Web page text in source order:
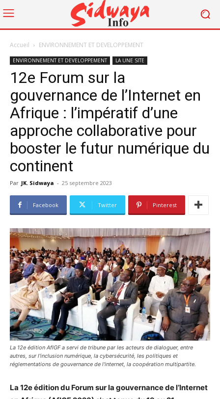
Accueil ENVIRONNEMENT ET DEVELOPPEMENT
ENVIRONNEMENT ET DEVELOPPEMENT LA UNE SITE
12e Forum sur la
gouvernance de l’Internet en
Afrique : l’impératif d’une
approche collaborative pour
booster le futur numérique du
continent
Par JK. Sidwaya - 25 septembre 2023
Facebook Twitter Pinterest
La 12e édition AfIGF a servi de tribune par les acteurs de dialoguer, entre
autres, sur l'inclusion numérique, la cybersécurité, les politiques et
réglementations de gouvernance de l'internet, la coopération multipartite.
La 12e édition du Forum sur la gouvernance de l’Internet